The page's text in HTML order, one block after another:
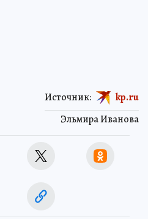
Эльмира Иванова
Источник: kp.ru